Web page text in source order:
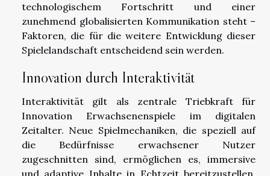
technologischem Fortschritt und einer
zunehmend globalisierten Kommunikation steht –
Faktoren, die für die weitere Entwicklung dieser
Spielelandschaft entscheidend sein werden.
Innovation durch Interaktivität
Interaktivität gilt als zentrale Triebkraft für
Innovation Erwachsenenspiele im digitalen
Zeitalter. Neue Spielmechaniken, die speziell auf
die Bedürfnisse erwachsener Nutzer
zugeschnitten sind, ermöglichen es, immersive